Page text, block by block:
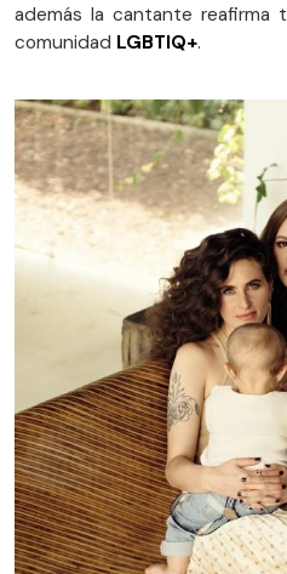
además la cantante reafirma
comunidad LGBTIQ+.